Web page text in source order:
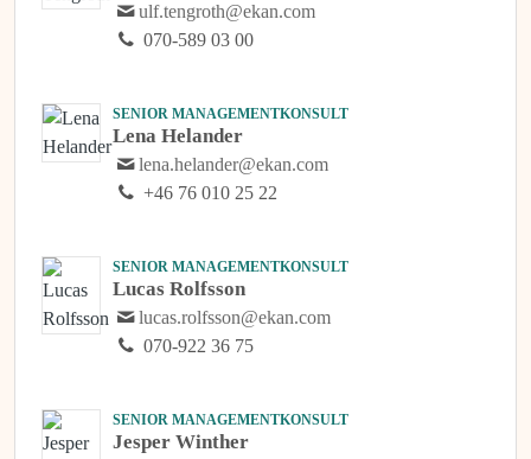
ulf.tengroth@ekan.com
070-589 03 00
SENIOR MANAGEMENTKONSULT
Lena Helander
lena.helander@ekan.com
+46 76 010 25 22
SENIOR MANAGEMENTKONSULT
Lucas Rolfsson
lucas.rolfsson@ekan.com
070-922 36 75
SENIOR MANAGEMENTKONSULT
Jesper Winther